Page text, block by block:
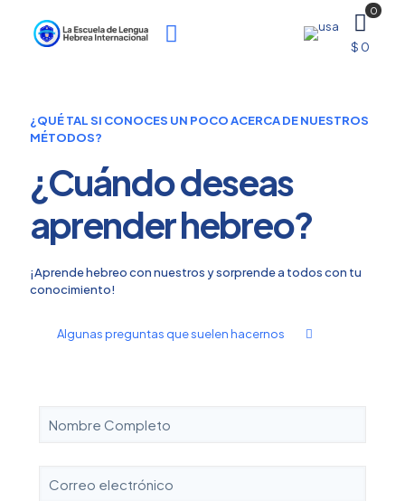
0
$ 0
¿QUÉ TAL SI CONOCES UN POCO ACERCA DE NUESTROS
MÉTODOS?
¿Cuándo deseas
aprender hebreo?
¡Aprende hebreo con nuestros y sorprende a todos con tu
conocimiento!
Algunas preguntas que suelen hacernos